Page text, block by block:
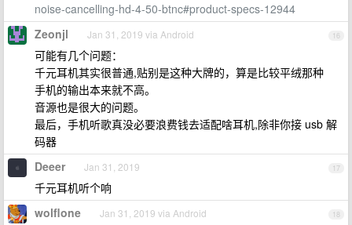
noise-cancelling-hd-4-50-btnc#product-specs-12944
16
Zeonjl Jan 31, 2019 via Android
可能有几个问题：
千元耳机其实很普通,贴别是这种大牌的，算是比较平绒那种
手机的输出本来就不高。
音源也是很大的问题。
最后，手机听歌真没必要浪费钱去适配啥耳机,除非你接 usb 解
码器
17
Deeer Jan 31, 2019
千元耳机听个响
18
wolflone Jan 31, 2019 via Android